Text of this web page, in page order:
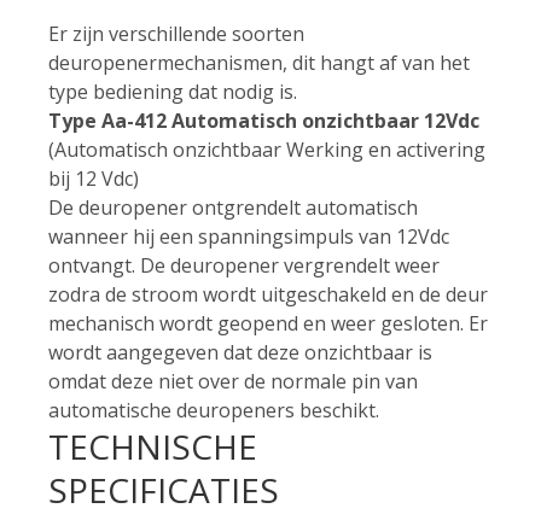
Er zijn verschillende soorten
deuropenermechanismen, dit hangt af van het
type bediening dat nodig is.
Type Aa-412 Automatisch onzichtbaar 12Vdc
(Automatisch onzichtbaar Werking en activering
bij 12 Vdc)
De deuropener ontgrendelt automatisch
wanneer hij een spanningsimpuls van 12Vdc
ontvangt. De deuropener vergrendelt weer
zodra de stroom wordt uitgeschakeld en de deur
mechanisch wordt geopend en weer gesloten. Er
wordt aangegeven dat deze onzichtbaar is
omdat deze niet over de normale pin van
automatische deuropeners beschikt.
TECHNISCHE
SPECIFICATIES